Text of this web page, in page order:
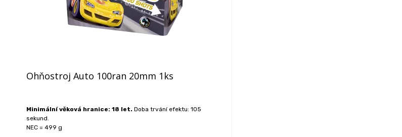
Ohňostroj Auto 100ran 20mm 1ks
Minimální věková hranice: 18 let. Doba trvání efektu: 105
sekund.
NEC = 499 g